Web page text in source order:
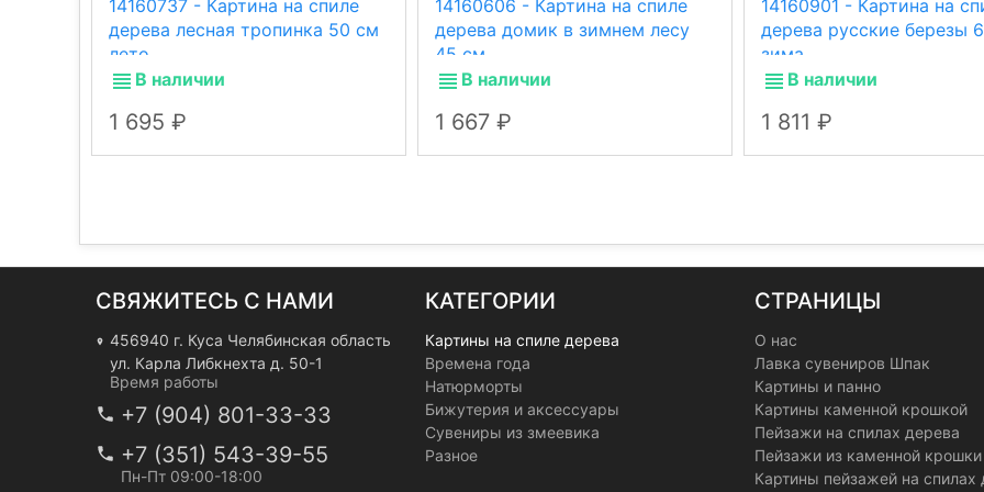
14160737 - Картина на спиле
дерева лесная тропинка 50 см
лето
В наличии
1 695
14160606 - Картина на спиле
дерева домик в зимнем лесу
45 см.
В наличии
1 667
14160901 - Картина на
дерева русские березы
зима
В наличии
1 811
СВЯЖИТЕСЬ С НАМИ
456940 г. Куса Челябинская область
ул. Карла Либкнехта д. 50-1
Время работы
+7 (904) 801-33-33
+7 (351) 543-39-55
Пн-Пт 09:00-18:00
КАТЕГОРИИ
Картины на спиле дерева
Времена года
Натюрморты
Бижутерия и аксессуары
Сувениры из змеевика
Разное
СТРАНИЦЫ
О нас
Лавка сувениров Шпак
Картины и панно
Картины каменной крошкой
Пейзажи на спилах дерева
Пейзажи из каменной крошки
Картины пейзажей на спилах